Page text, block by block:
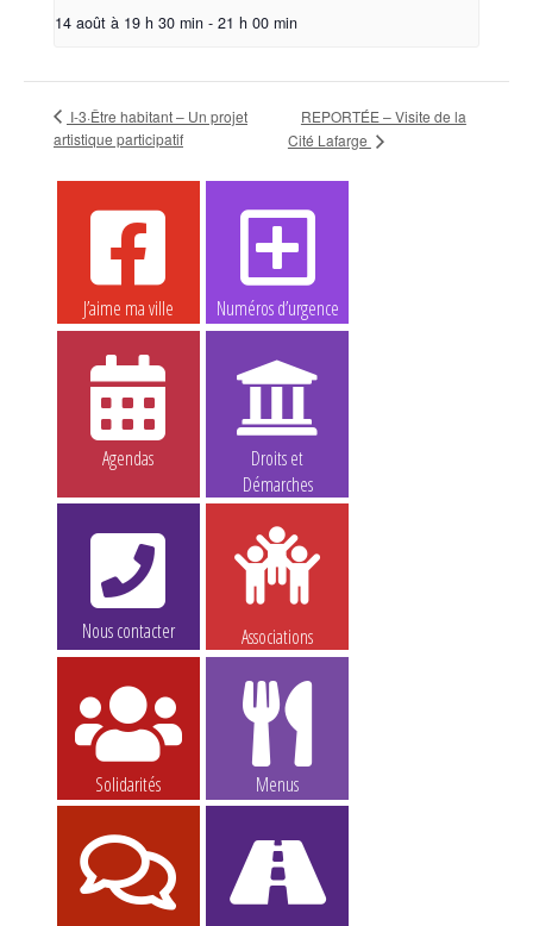
14 août à 19 h 30 min - 21 h 00 min
I-3·Être habitant – Un projet
artistique participatif
REPORTÉE – Visite de la
Cité Lafarge
J’aime ma ville Numéros d’urgence
Agendas
Droits et
Démarches
Nous contacter Associations
Solidarités Menus